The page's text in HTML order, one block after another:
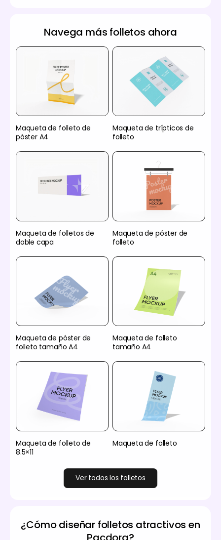
Navega más folletos ahora
Maqueta de folleto de
póster A4
Maqueta de trípticos de
folleto
Maqueta de folletos de
doble capa
Maqueta de póster de
folleto
Maqueta de póster de
folleto tamaño A4
Maqueta de folleto
tamaño A4
Maqueta de folleto de
8.5×11
Maqueta de folleto
Ver todos los folletos
¿Cómo diseñar folletos atractivos en